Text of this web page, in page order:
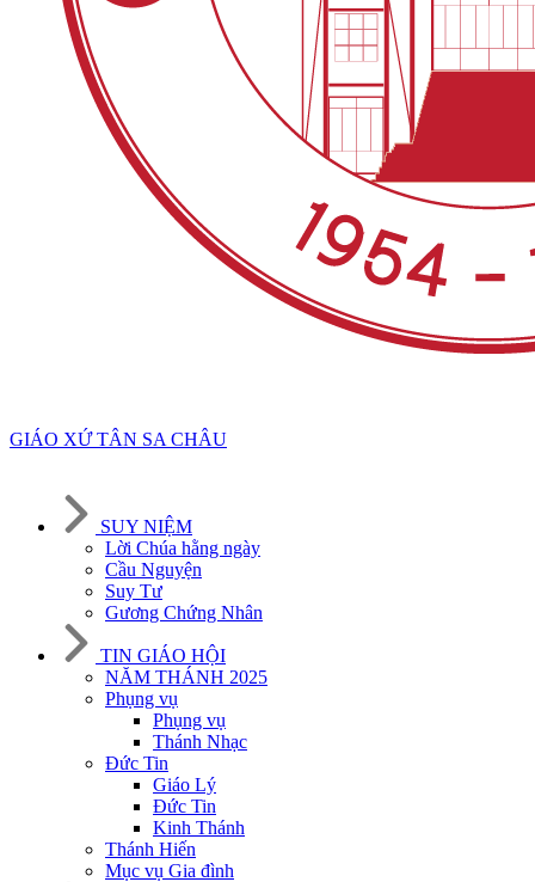
GIÁO XỨ TÂN SA CHÂU
SUY NIỆM
Lời Chúa hằng ngày
Cầu Nguyện
Suy Tư
Gương Chứng Nhân
TIN GIÁO HỘI
NĂM THÁNH 2025
Phụng vụ
Phụng vụ
Thánh Nhạc
Đức Tin
Giáo Lý
Đức Tin
Kinh Thánh
Thánh Hiến
Mục vụ Gia đình